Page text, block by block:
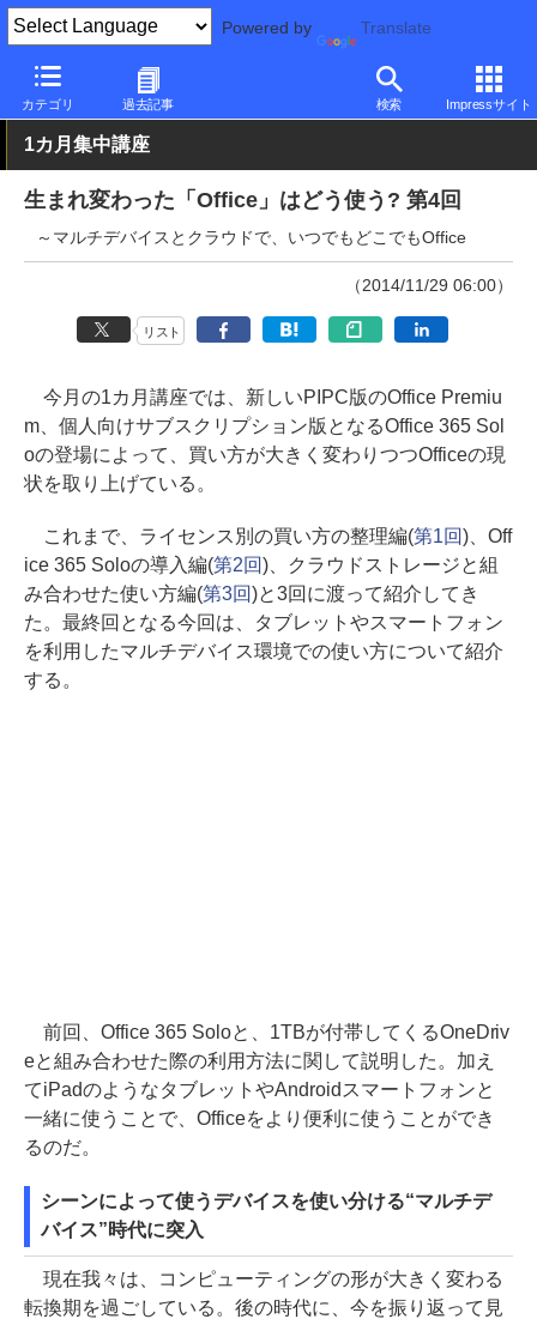
Powered by Translate
カテゴリ 過去記事 検索 Impressサイト
PC Watch ソフトウェア/アプリ Microsoft Office その他
1カ月集中講座
生まれ変わった「Office」はどう使う? 第4回
～マルチデバイスとクラウドで、いつでもどこでもOffice
（2014/11/29 06:00）
リスト
今月の1カ月講座では、新しいPIPC版のOffice Premiu
m、個人向けサブスクリプション版となるOffice 365 Sol
oの登場によって、買い方が大きく変わりつつOfficeの現
状を取り上げている。
これまで、ライセンス別の買い方の整理編(第1回)、Off
ice 365 Soloの導入編(第2回)、クラウドストレージと組
み合わせた使い方編(第3回)と3回に渡って紹介してき
た。最終回となる今回は、タブレットやスマートフォン
を利用したマルチデバイス環境での使い方について紹介
する。
前回、Office 365 Soloと、1TBが付帯してくるOneDriv
eと組み合わせた際の利用方法に関して説明した。加え
てiPadのようなタブレットやAndroidスマートフォンと
一緒に使うことで、Officeをより便利に使うことができ
るのだ。
シーンによって使うデバイスを使い分ける“マルチデ
バイス”時代に突入
現在我々は、コンピューティングの形が大きく変わる
転換期を過ごしている。後の時代に、今を振り返って見